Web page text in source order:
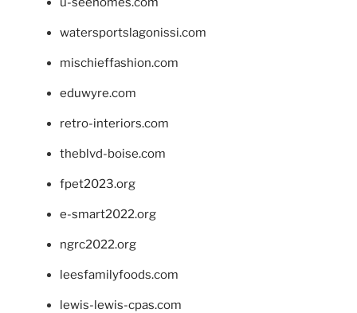
watersportslagonissi.com
mischieffashion.com
eduwyre.com
retro-interiors.com
theblvd-boise.com
fpet2023.org
e-smart2022.org
ngrc2022.org
leesfamilyfoods.com
lewis-lewis-cpas.com